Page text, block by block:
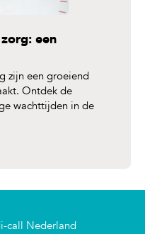
een
zijn een groeiend
Ontdek de
wachttijden in de
call Nederland